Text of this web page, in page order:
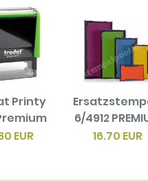
Printy
EUR
6/4912
16.70 EUR